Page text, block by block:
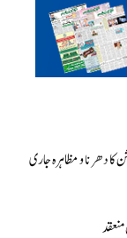
کا دھرنا و مظاہرہ جاری
منعقد